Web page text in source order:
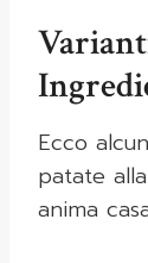
Ecco
patate
anima